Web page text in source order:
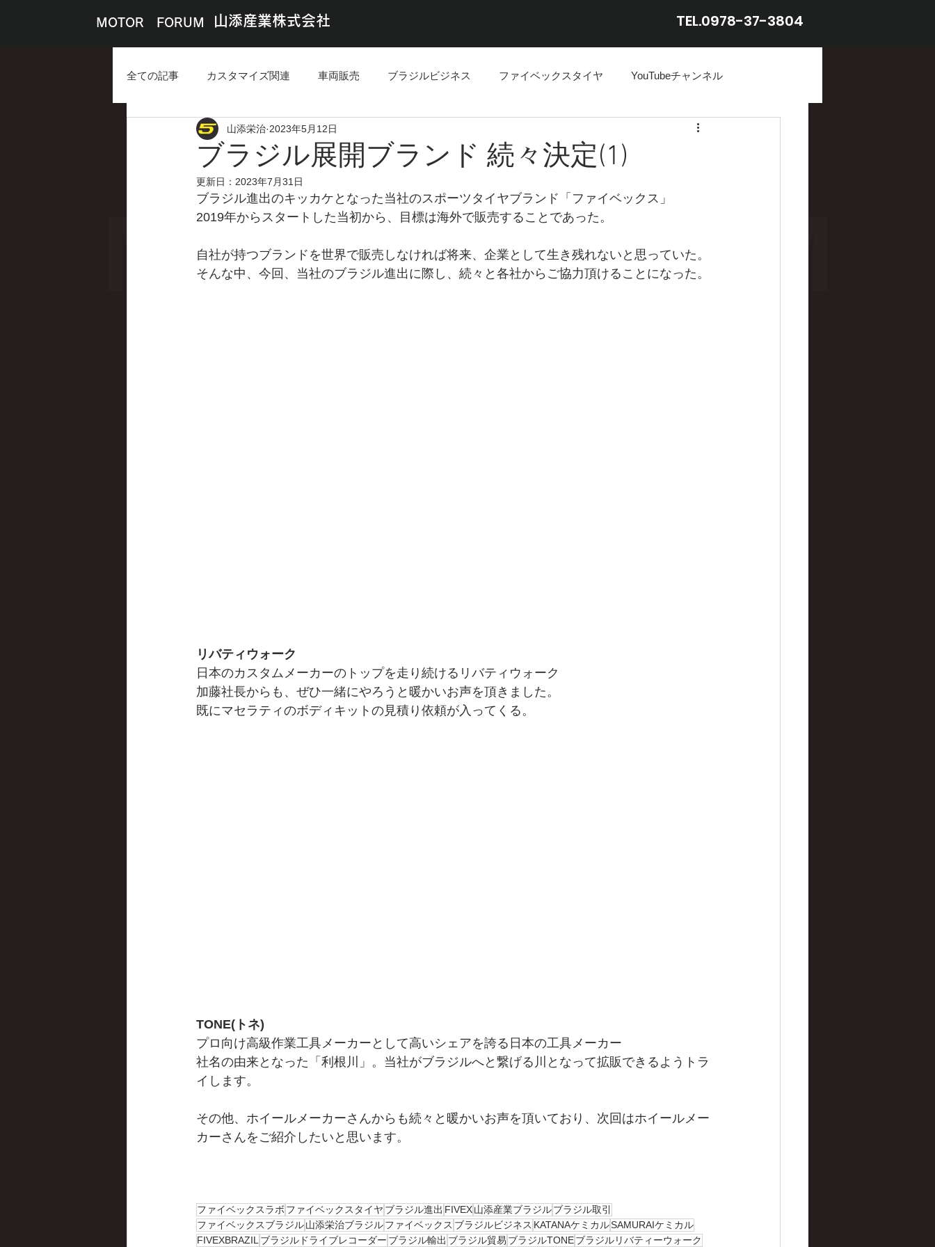
MOTOR FORUM 山添産業株式会社 TEL.0978-37-3804
全ての記事 カスタマイズ関連 車両販売 ブラジルビジネス ファイベックスタイヤ YouTubeチャンネル
ブラジル展開ブランド 続々決定(1)
山添栄治 2023年5月12日
更新日： 2023年7月31日
ブラジル進出のキッカケとなった当社のスポーツタイヤブランド「ファイベックス」
2019年からスタートした当初から、目標は海外で販売することであった。
自社が持つブランドを世界で販売しなければ将来、企業として生き残れないと思っていた。
そんな中、今回、当社のブラジル進出に際し、続々と各社からご協力頂けることになった。
リバティウォーク
日本のカスタムメーカーのトップを走り続けるリバティウォーク
加藤社長からも、ぜひ一緒にやろうと暖かいお声を頂きました。
既にマセラティのボディキットの見積り依頼が入ってくる。
TONE(トネ)
プロ向け高級作業工具メーカーとして高いシェアを誇る日本の工具メーカー
社名の由来となった「利根川」。当社がブラジルへと繋げる川となって拡販できるようトラ
イします。
その他、ホイールメーカーさんからも続々と暖かいお声を頂いており、次回はホイールメー
カーさんをご紹介したいと思います。
ファイベックスラボ ファイベックスタイヤ ブラジル進出 FIVEX山添産業ブラジルブラジル取引
ファイベックスブラジル山添栄治ブラジルファイベックス ブラジルビジネス KATANAケミカルSAMURAIケミカル
FIVEXBRAZIL ブラジルドライブレコーダー ブラジル輸出 ブラジル貿易 ブラジルTONEブラジルリバティーウォーク